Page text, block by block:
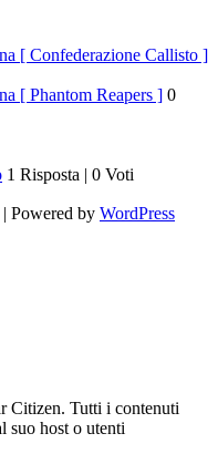
[ Confederazione Callisto ]
[ Phantom Reapers ] 0
1 Risposta | 0 Voti
| Powered by WordPress
Citizen. Tutti i contenuti
suo host o utenti